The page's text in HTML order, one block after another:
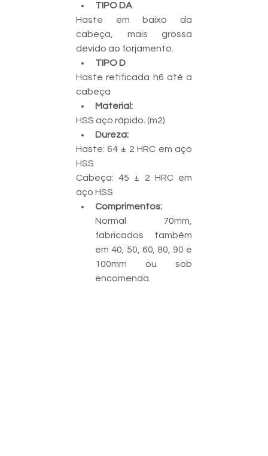
TIPO DA
Haste em baixo da
cabeça, mais grossa
devido ao forjamento.
TIPO D
Haste retificada h6 até a
cabeça
Material:
HSS aço rápido. (m2)
Dureza:
Haste: 64 ± 2 HRC em aço
HSS
Cabeça: 45 ± 2 HRC em
aço HSS
Comprimentos:
Normal 70mm,
fabricados também
em 40, 50, 60, 80, 90 e
100mm ou sob
encomenda.